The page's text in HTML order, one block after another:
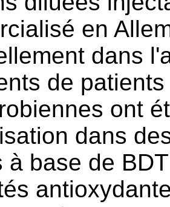
en
dans
de
ont
dans
à base de